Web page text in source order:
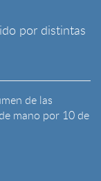
por distintas
de las
mano por 10 de